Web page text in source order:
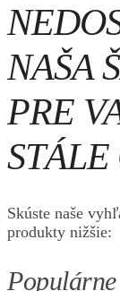
NAŠA
PRE
STÁLE
Skúste naše
produkty nižšie: